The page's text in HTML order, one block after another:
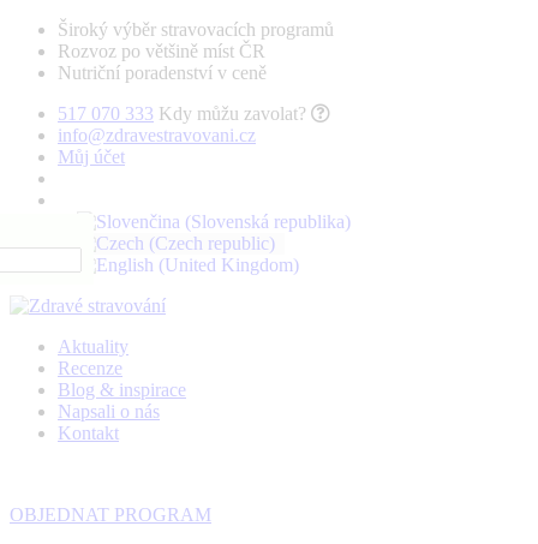
Široký výběr stravovacích programů
Rozvoz po většině míst ČR
Nutriční poradenství v ceně
517 070 333 Kdy můžu zavolat?
info@zdravestravovani.cz
Můj účet
Aktuality
Recenze
Blog & inspirace
Napsali o nás
Kontakt
OBJEDNAT PROGRAM